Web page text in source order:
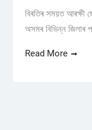
বিৰতিৰ সময়ত আৰক্ষী
অসমৰ বিভিন্ন জিলাৰ
Read More